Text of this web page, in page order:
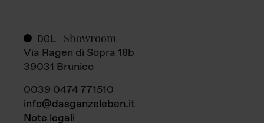
DGL Showroom
Via Ragen di Sopra 18b
39031 Brunico
0039 0474 771510
info@dasganzeleben.it
Note legali